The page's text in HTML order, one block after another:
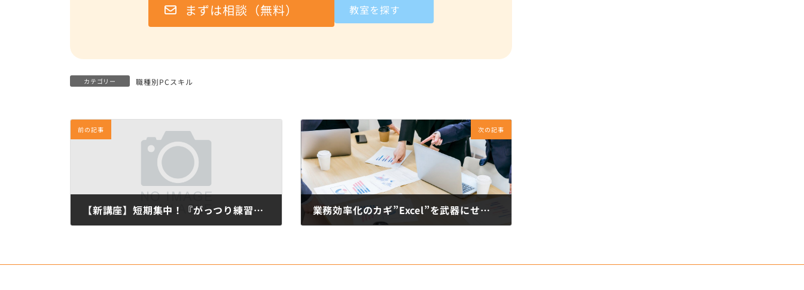
まずは相談（無料） 教室を探す
カテゴリー 職種別PCスキル
前の記事
【新講座】短期集中！『がっつり練習！VLOOKUP関数』開講
次の記事
業務効率化のカギ”Excel”を武器にせよ！【営業職】に必要なPCスキル